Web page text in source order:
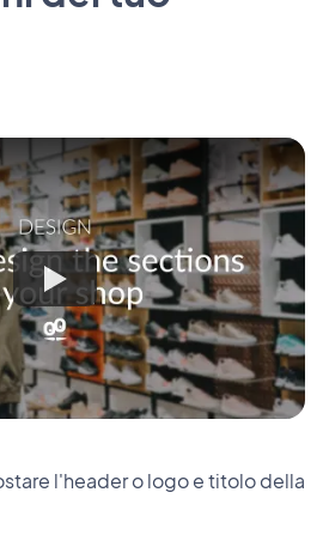
l'header o logo e titolo della